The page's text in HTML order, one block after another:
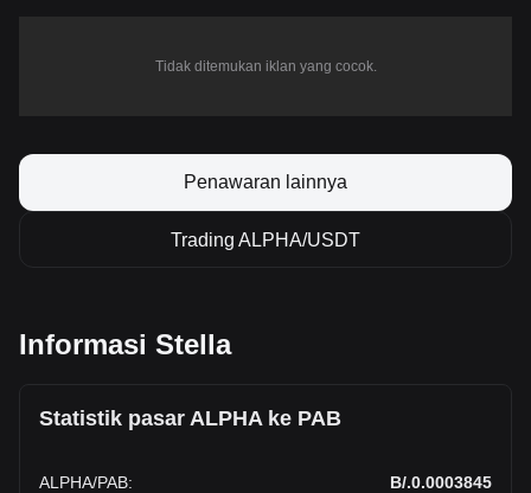
Tidak ditemukan iklan yang cocok.
Penawaran lainnya
Trading ALPHA/USDT
Informasi Stella
Statistik pasar ALPHA ke PAB
ALPHA/PAB: B/.0.0003845